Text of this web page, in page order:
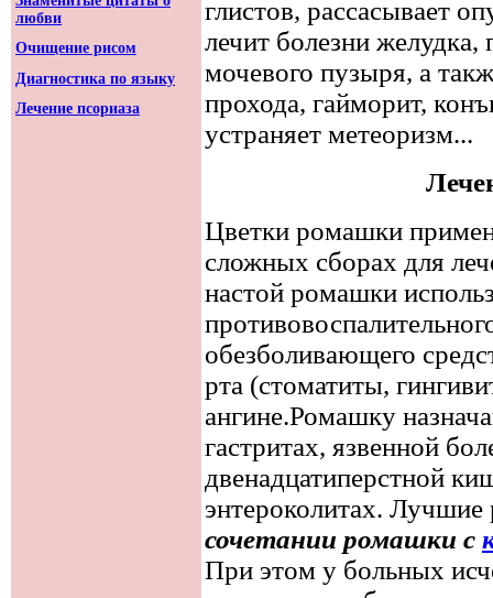
любви
Очищение рисом
Диагностика по языку
Лечение псориаза
глистов, рассасывает
лечит болезни желудка,
мочевого пузыря, а
прохода, гайморит,
устраняет метеоризм...
Цветки ромашки
сложных сборах для
настой ромашки
обезболивающего
рта (стоматиты,
ангине.Ромашку
гастритах, язвенной
двенадцатиперстной
энтероколитах. Лучшие
сочетании ромашки с
При этом у больных